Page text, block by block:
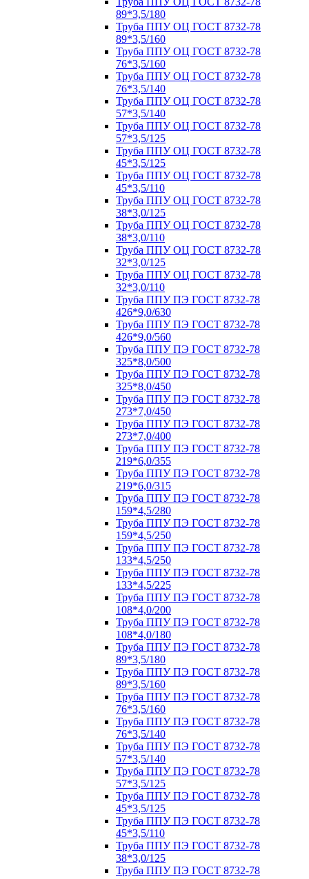
89*3,5/180
Труба ППУ ОЦ ГОСТ 8732-78
89*3,5/160
Труба ППУ ОЦ ГОСТ 8732-78
76*3,5/160
Труба ППУ ОЦ ГОСТ 8732-78
76*3,5/140
Труба ППУ ОЦ ГОСТ 8732-78
57*3,5/140
Труба ППУ ОЦ ГОСТ 8732-78
57*3,5/125
Труба ППУ ОЦ ГОСТ 8732-78
45*3,5/125
Труба ППУ ОЦ ГОСТ 8732-78
45*3,5/110
Труба ППУ ОЦ ГОСТ 8732-78
38*3,0/125
Труба ППУ ОЦ ГОСТ 8732-78
38*3,0/110
Труба ППУ ОЦ ГОСТ 8732-78
32*3,0/125
Труба ППУ ОЦ ГОСТ 8732-78
32*3,0/110
Труба ППУ ПЭ ГОСТ 8732-78
426*9,0/630
Труба ППУ ПЭ ГОСТ 8732-78
426*9,0/560
Труба ППУ ПЭ ГОСТ 8732-78
325*8,0/500
Труба ППУ ПЭ ГОСТ 8732-78
325*8,0/450
Труба ППУ ПЭ ГОСТ 8732-78
273*7,0/450
Труба ППУ ПЭ ГОСТ 8732-78
273*7,0/400
Труба ППУ ПЭ ГОСТ 8732-78
219*6,0/355
Труба ППУ ПЭ ГОСТ 8732-78
219*6,0/315
Труба ППУ ПЭ ГОСТ 8732-78
159*4,5/280
Труба ППУ ПЭ ГОСТ 8732-78
159*4,5/250
Труба ППУ ПЭ ГОСТ 8732-78
133*4,5/250
Труба ППУ ПЭ ГОСТ 8732-78
133*4,5/225
Труба ППУ ПЭ ГОСТ 8732-78
108*4,0/200
Труба ППУ ПЭ ГОСТ 8732-78
108*4,0/180
Труба ППУ ПЭ ГОСТ 8732-78
89*3,5/180
Труба ППУ ПЭ ГОСТ 8732-78
89*3,5/160
Труба ППУ ПЭ ГОСТ 8732-78
76*3,5/160
Труба ППУ ПЭ ГОСТ 8732-78
76*3,5/140
Труба ППУ ПЭ ГОСТ 8732-78
57*3,5/140
Труба ППУ ПЭ ГОСТ 8732-78
57*3,5/125
Труба ППУ ПЭ ГОСТ 8732-78
45*3,5/125
Труба ППУ ПЭ ГОСТ 8732-78
45*3,5/110
Труба ППУ ПЭ ГОСТ 8732-78
38*3,0/125
Труба ППУ ПЭ ГОСТ 8732-78